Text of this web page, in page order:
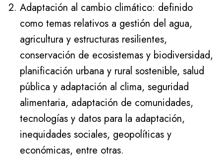
Adaptación al cambio climático: definido
como temas relativos a gestión del agua,
agricultura y estructuras resilientes,
conservación de ecosistemas y biodiversidad,
planificación urbana y rural sostenible, salud
pública y adaptación al clima, seguridad
alimentaria, adaptación de comunidades,
tecnologías y datos para la adaptación,
inequidades sociales, geopolíticas y
económicas, entre otras.